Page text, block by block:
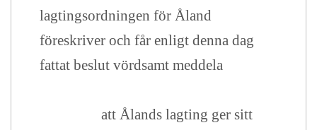
lagtingsordningen för Åland
föreskriver och får enligt denna dag
fattat beslut vördsamt meddela
att Ålands lagting ger sitt